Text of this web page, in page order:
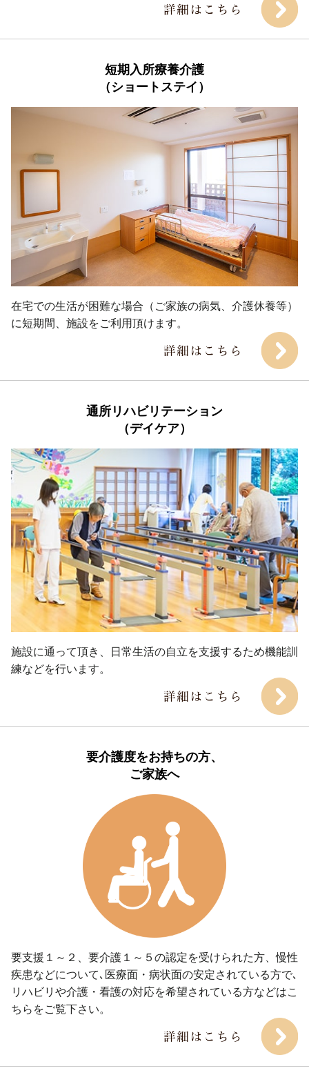
短期入所療養介護
（ショートステイ）
在宅での生活が困難な場合（ご家族の病気、介護休養等）
に短期間、施設をご利用頂けます。
通所リハビリテーション
（デイケア）
施設に通って頂き、日常生活の自立を支援するため機能訓
練などを行います。
要介護度をお持ちの方、
ご家族へ
要支援１～２、要介護１～５の認定を受けられた方、慢性
疾患などについて､医療面・病状面の安定されている方で､
リハビリや介護・看護の対応を希望されている方などはこ
ちらをご覧下さい。